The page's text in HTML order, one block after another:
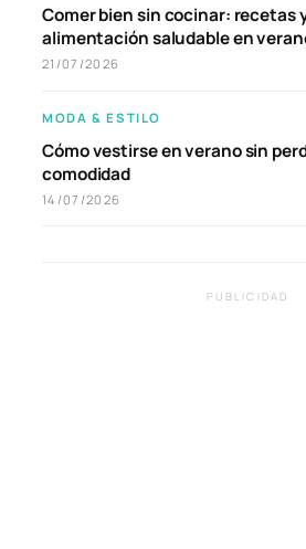
Comer bien sin cocinar: recetas
alimentación saludable en
21/07/2026
MODA & ESTILO
Cómo vestirse en verano sin
comodidad
14/07/2026
PUBLICIDAD